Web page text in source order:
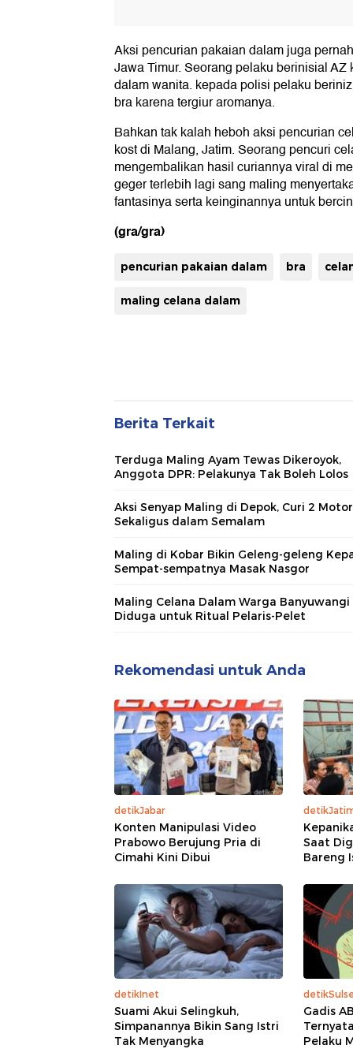
Aksi pencurian pakaian dalam juga
Jawa Timur. Seorang pelaku berinisial
dalam wanita. kepada polisi pelaku
bra karena tergiur aromanya.
Bahkan tak kalah heboh aksi pencurian
kost di Malang, Jatim. Seorang pencuri
mengembalikan hasil curiannya viral di
geger terlebih lagi sang maling
fantasinya serta keinginannya untuk
(gra/gra)
pencurian pakaian dalam bra
maling celana dalam
Berita Terkait
Terduga Maling Ayam Tewas Dikeroyok,
Anggota DPR: Pelakunya Tak Boleh Lolos
Aksi Senyap Maling di Depok, Curi 2 Motor
Sekaligus dalam Semalam
Maling di Kobar Bikin Geleng-geleng
Sempat-sempatnya Masak Nasgor
Maling Celana Dalam Warga Banyuwangi
Diduga untuk Ritual Pelaris-Pelet
Rekomendasi untuk Anda
detikJabar
Konten Manipulasi Video
Prabowo Berujung Pria di
Cimahi Kini Dibui
Saat
Bareng
detikInet
Suami Akui Selingkuh,
Simpanannya Bikin Sang Istri
Tak Menyangka
Gadis
Pelaku